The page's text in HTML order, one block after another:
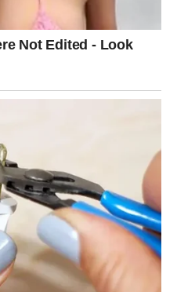
budite otvoreni za nova
se prilika koja može
ovaj vikend pamtiti po
i osjećaju da vam
ste dugo priželjkivali.
a pred vama su dani
i velikim razlozima za